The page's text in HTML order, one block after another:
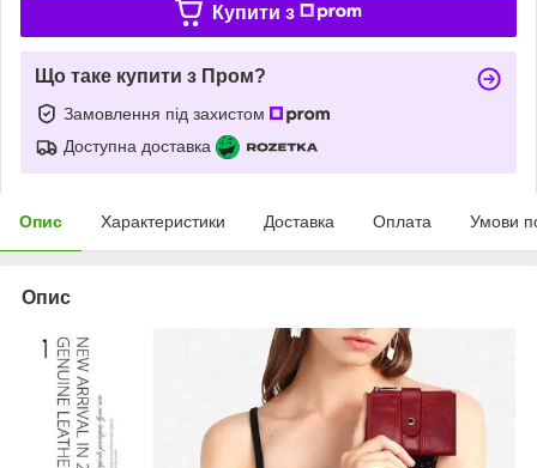
Купити з
Що таке купити з Пром?
Замовлення під захистом
Доступна доставка
Опис Характеристики Доставка Оплата Умови
Опис